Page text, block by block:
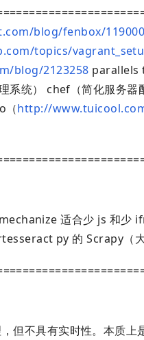
blog/fenbox/
topics/
blog/2123258 parallels
系统） chef（简化服务器
（http://
适合少 js 和少
py 的 Scrapy（大
但不具有实时性。本质